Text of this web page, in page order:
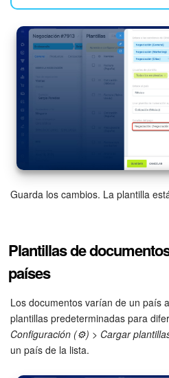
Guarda los cambios. La plantilla
Plantillas de
países
Los documentos varían de un país
plantillas predeterminadas para
Configuración (⚙️) > Cargar
un país de la lista.